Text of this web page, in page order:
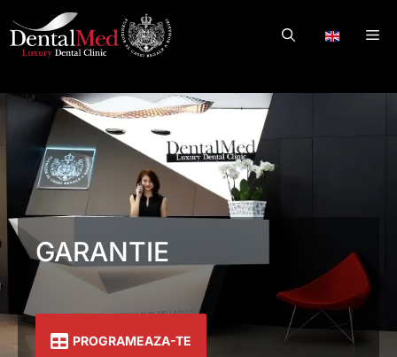
to
content
GARANTIE
PROGRAMEAZA-TE